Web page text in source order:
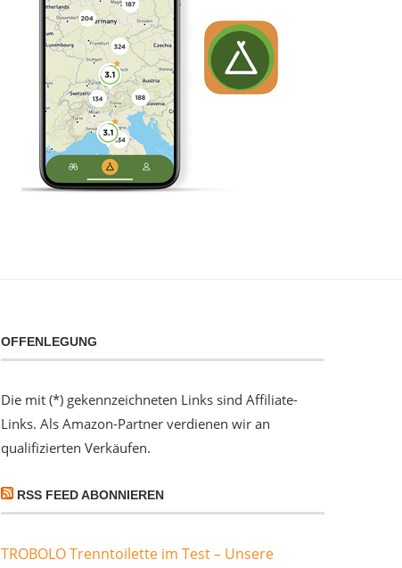
OFFENLEGUNG
Die mit (*) gekennzeichneten Links sind Affiliate-
Links. Als Amazon-Partner verdienen wir an
qualifizierten Verkäufen.
RSS FEED ABONNIEREN
TROBOLO Trenntoilette im Test – Unsere